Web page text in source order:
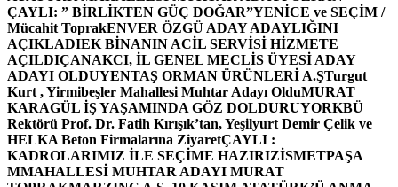
ÇAYLI: ” BİRLİKTEN GÜÇ DOĞAR”YENİCE ve SEÇİM /
Mücahit ToprakENVER ÖZGÜ ADAY ADAYLIĞINI
AÇIKLADIEK BİNANIN ACİL SERVİSİ HİZMETE
AÇILDIÇANAKCI, İL GENEL MECLİS ÜYESİ ADAY
ADAYI OLDUYENTAŞ ORMAN ÜRÜNLERİ A.ŞTurgut
Kurt , Yirmibeşler Mahallesi Muhtar Adayı OlduMURAT
KARAGÜL İŞ YAŞAMINDA GÖZ DOLDURUYORKBÜ
Rektörü Prof. Dr. Fatih Kırışık’tan, Yeşilyurt Demir Çelik ve
HELKA Beton Firmalarına ZiyaretÇAYLI :
KADROLARIMIZ İLE SEÇİME HAZIRIZİSMETPAŞA
MMAHALLESİ MUHTAR ADAYI MURAT